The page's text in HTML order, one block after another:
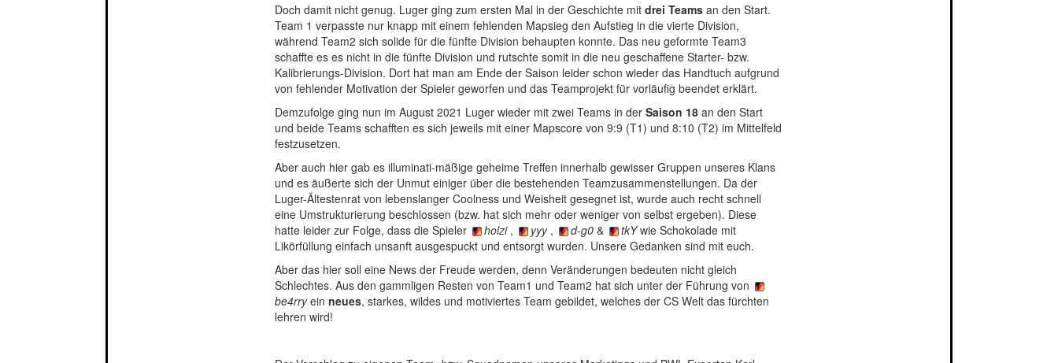
Doch damit nicht genug. Luger ging zum ersten Mal in der Geschichte mit drei Teamsan den Start.
Team 1 verpasste nur knapp mit einem fehlenden Mapsieg den Aufstieg in die vierte Division,
während Team2 sich solide für die fünfte Division behaupten konnte. Das neu geformte Team3
schaffte es es nicht in die fünfte Division und rutschte somit in die neu geschaffene Starter- bzw.
Kalibrierungs-Division. Dort hat man am Ende der Saison leider schon wieder das Handtuch aufgrund
von fehlender Motivation der Spieler geworfen und das Teamprojekt für vorläufig beendet erklärt.
Demzufolge ging nun im August 2021 Luger wieder mit zwei Teams in der Saison 18an den Start
und beide Teams schafften es sich jeweils mit einer Mapscore von 9:9 (T1) und 8:10 (T2) im Mittelfeld
festzusetzen.
Aber auch hier gab es illuminati-mäßige geheime Treffen innerhalb gewisser Gruppen unseres Klans
und es äußerte sich der Unmut einiger über die bestehenden Teamzusammenstellungen. Da der
Luger-Ältestenrat von lebenslanger Coolness und Weisheit gesegnet ist, wurde auch recht schnell
eine Umstrukturierung beschlossen (bzw. hat sich mehr oder weniger von selbst ergeben). Diese
hatte leider zur Folge, dass die Spieler
holzi, yyy, d-g0& tkYwie Schokolade mit
Likörfüllung einfach unsanft ausgespuckt und entsorgt wurden. Unsere Gedanken sind mit euch.
Aber das hier soll eine News der Freude werden, denn Veränderungen bedeuten nicht gleich
Schlechtes. Aus den gammligen Resten von Team1 und Team2 hat sich unter der Führung von
be4rryein neues, starkes, wildes und motiviertes Team gebildet, welches der CS Welt das fürchten
lehren wird!